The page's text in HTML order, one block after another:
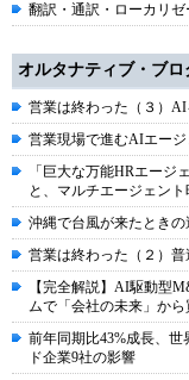
翻訳・通訳・ローカリゼ
オルタナティブ・ブ
営業は終わった（３）
営業現場で進むAIエー
「巨大な万能HRエージ
と、マルチエージェン
沖縄で台風が来たとき
営業は終わった（２）
【完全解説】AI駆動型
ムで「会社の未来」か
前年同期比43%成長、
ド企業9社の影響